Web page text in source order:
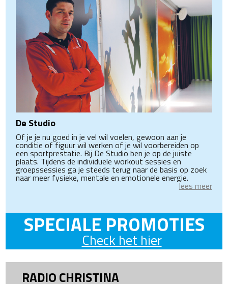
De Studio
Of je je nu goed in je vel wil voelen, gewoon aan je
conditie of figuur wil werken of je wil voorbereiden op
een sportprestatie. Bij De Studio ben je op de juiste
plaats. Tijdens de individuele workout sessies en
groepssessies ga je steeds terug naar de basis op zoek
naar meer fysieke, mentale en emotionele energie.
lees meer
SPECIALE PROMOTIES
Check het hier
RADIO CHRISTINA